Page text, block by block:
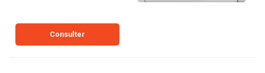
Consulter